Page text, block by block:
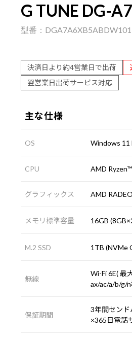
G TUNE DG-
決済日より約4営業日で出荷
翌営業日出荷サービス対応
主な仕様
OS Windows 11
CPU AMD
グラフィックス AMD
メモリ標準容量 16GB
M.2 SSD 1TB (NVMe
無線
Wi-Fi 6E( 最
ax/ac/a/b/g/
保証期間
3年間セン
×365日電話